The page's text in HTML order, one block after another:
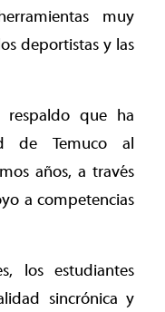
muy
deportistas y las
que ha
de Temuco al
años, a través
a competencias
los estudiantes
sincrónica y